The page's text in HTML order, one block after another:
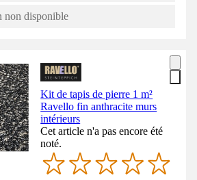
non disponible
Kit de tapis de pierre 1 m²
Ravello fin anthracite murs
intérieurs
Cet article n'a pas encore été
noté.